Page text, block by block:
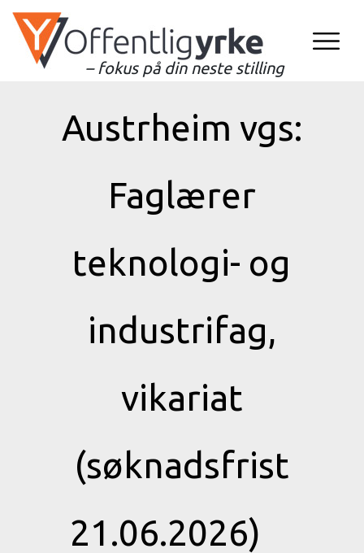
– fokus på din neste stilling
Austrheim vgs:
Faglærer
teknologi- og
industrifag,
vikariat
(søknadsfrist
21.06.2026)